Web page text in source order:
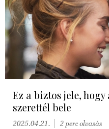
Ez a biztos jele,
szerettél bele
2025.04.21. 2 perc olvasás